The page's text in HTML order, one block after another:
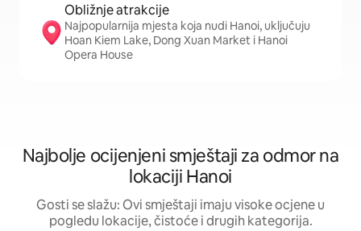
Obližnje atrakcije
Najpopularnija mjesta koja nudi Hanoi, uključuju
Hoan Kiem Lake, Dong Xuan Market i Hanoi
Opera House
Najbolje ocijenjeni smještaji za odmor na
lokaciji Hanoi
Gosti se slažu: Ovi smještaji imaju visoke ocjene u
pogledu lokacije, čistoće i drugih kategorija.